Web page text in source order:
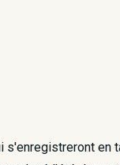
en